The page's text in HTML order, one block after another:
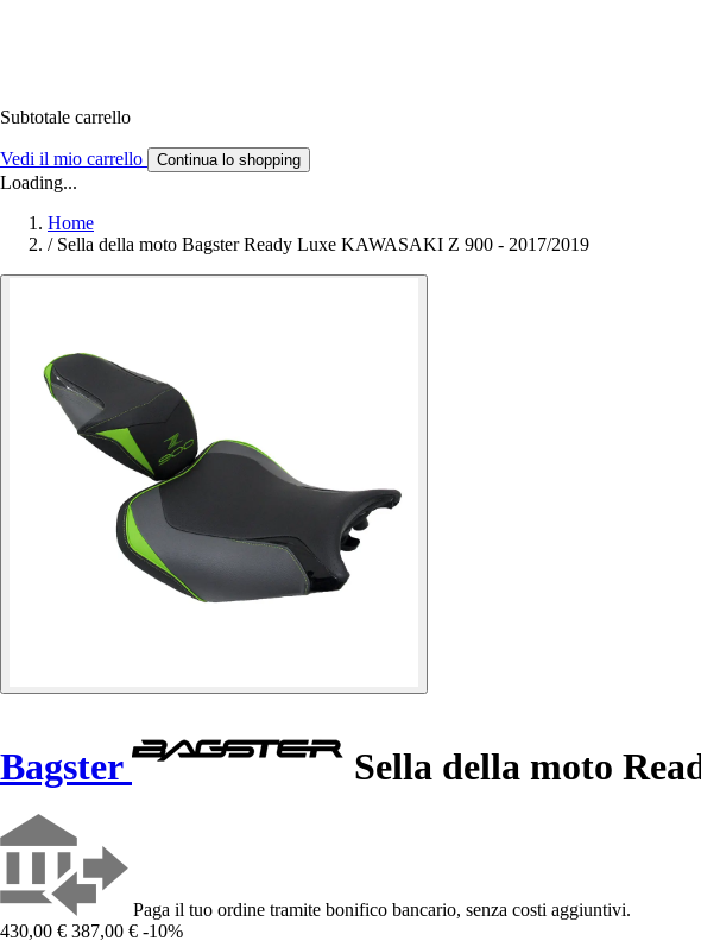
Subtotale carrello
Vedi il mio carrello Continua lo shopping
Loading...
Home
/ Sella della moto Bagster Ready Luxe KAWASAKI Z 900 - 2017/2019
Bagster Sella della moto
Paga il tuo ordine tramite bonifico bancario, senza costi aggiuntivi.
430,00 € 387,00 € -10%